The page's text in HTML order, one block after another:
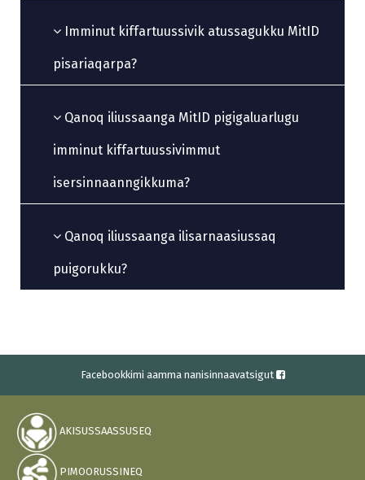
Imminut kiffartuussivik atussagukku MitID
pisariaqarpa?
Qanoq iliussaanga MitID pigigaluarlugu
imminut kiffartuussivimmut
isersinnaanngikkuma?
Qanoq iliussaanga ilisarnaasiussaq
puigorukku?
Facebookkimi aamma nanisinnaavatsigut
AKISUSSAASSUSEQ
PIMOORUSSINEQ